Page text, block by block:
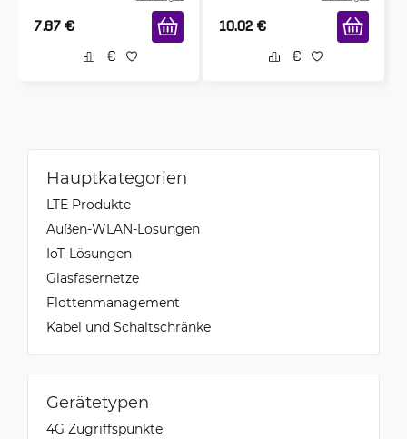
7.87 € 10.02 €
Hauptkategorien
LTE Produkte
Außen-WLAN-Lösungen
IoT-Lösungen
Glasfasernetze
Flottenmanagement
Kabel und Schaltschränke
Gerätetypen
4G Zugriffspunkte